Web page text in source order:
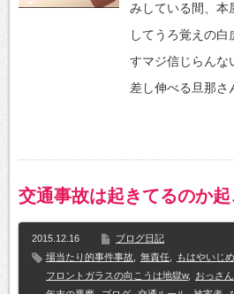
みしている間、本
してうろ覚えの
すマジ信じらんな
差し伸べる旦那さ
交通事故は起きてるのか起
2015.12.16
ブログ日記
場当たり的事件事故
無責任 もはやいじめ
フロントガラスの向こうは地獄w, おっさ